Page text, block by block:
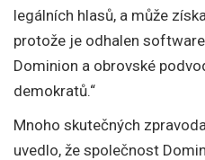
legálních hlasů, a může
protože je odhalen
Dominion a obrovské
demokratů.“
Mnoho skutečných
uvedlo, že společnost